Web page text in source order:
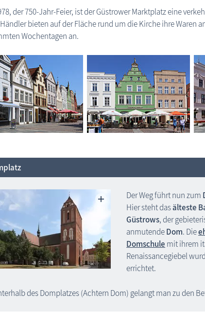
der 750-Jahr-Feier, ist der Güstrower Marktplatz eine
bieten auf der Fläche rund um die Kirche ihre Waren
Wochentagen an.
Der Weg führt nun zum
Hier steht dasälteste
Güstrows, der
anmutendeDom. Die
Domschule mit ihrem
Renaissancegiebel
errichtet.
des Domplatzes (Achtern Dom) gelangt man zu den